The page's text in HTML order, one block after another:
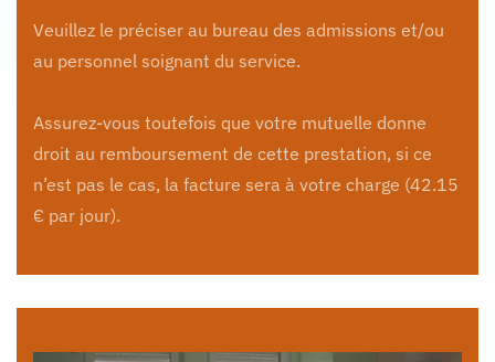
Veuillez le préciser au bureau des admissions et/ou
au personnel soignant du service.
Assurez-vous toutefois que votre mutuelle donne
droit au remboursement de cette prestation, si ce
n’est pas le cas, la facture sera à votre charge (42.15
€ par jour).